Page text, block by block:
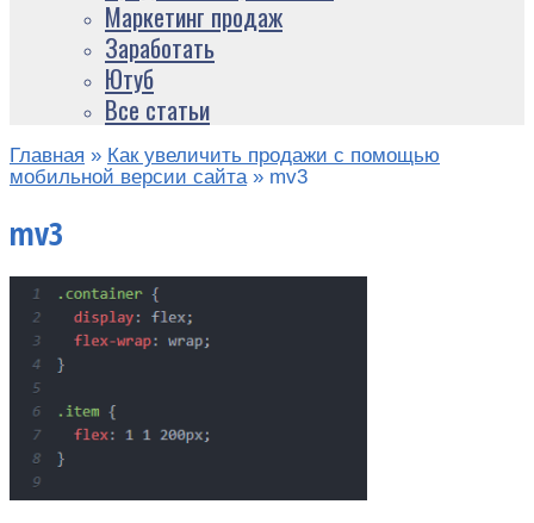
Маркетинг продаж
Заработать
Ютуб
Все статьи
Главная » Как увеличить продажи с помощью
мобильной версии сайта » mv3
mv3